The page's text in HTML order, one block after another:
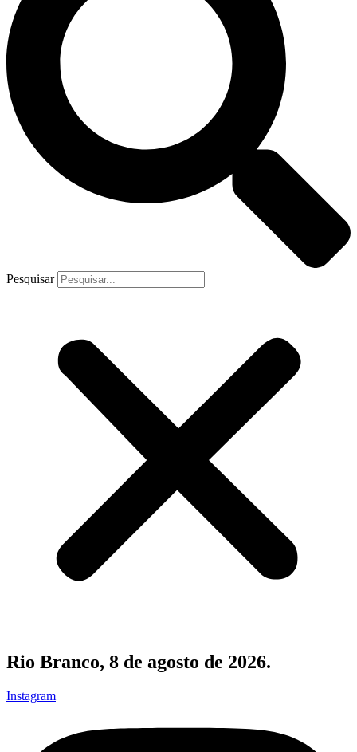
Pesquisar
Rio Branco, 8 de agosto de 2026.
Instagram